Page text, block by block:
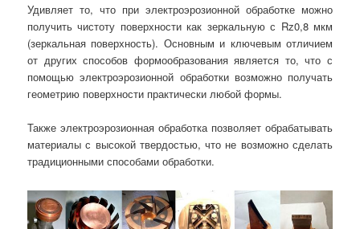
Удивляет то, что при электроэрозионной обработке можно
получить чистоту поверхности как зеркальную с Rz0,8 мкм
(зеркальная поверхность). Основным и ключевым отличием
от других способов формообразования является то, что с
помощью электроэрозионной обработки возможно получать
геометрию поверхности практически любой формы.
Также электроэрозионная обработка позволяет обрабатывать
материалы с высокой твердостью, что не возможно сделать
традиционными способами обработки.